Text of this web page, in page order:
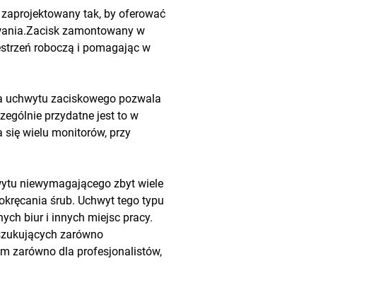
tak, by oferować
zamontowany w
roboczą i pomagając w
uchwytu zaciskowego pozwala
przydatne jest to w
się wielu monitorów, przy
niewymagającego zbyt wiele
śrub. Uchwyt tego typu
biur i innych miejsc pracy.
zarówno
zarówno dla profesjonalistów,